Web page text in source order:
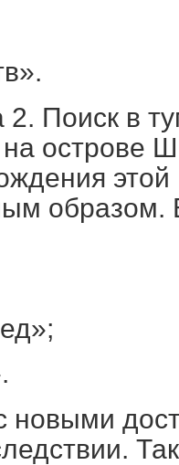
2. Поиск в
острове
образом.
новыми